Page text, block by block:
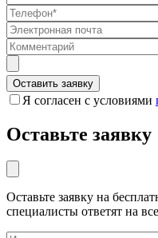
Я согласен с условиями
Оставьте заявку
Оставьте заявку на
специалисты ответят на